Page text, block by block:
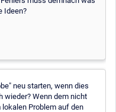
Ideen?
neu starten, wenn dies
wieder? Wenn dem nicht
Problem auf den